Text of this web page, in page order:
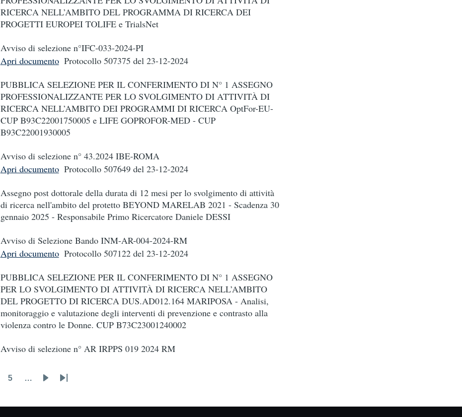
RICERCA NELL’AMBITO DEL PROGRAMMA DI RICERCA DEI
PROGETTI EUROPEI TOLIFE e TrialsNet
Avviso di selezione n°IFC-033-2024-PI
Apri documento Protocollo 507375 del 23-12-2024
PUBBLICA SELEZIONE PER IL CONFERIMENTO DI N° 1 ASSEGNO
PROFESSIONALIZZANTE PER LO SVOLGIMENTO DI ATTIVITÀ DI
RICERCA NELL’AMBITO DEI PROGRAMMI DI RICERCA OptFor-EU-
CUP B93C22001750005 e LIFE GOPROFOR-MED - CUP
B93C22001930005
Avviso di selezione n° 43.2024 IBE-ROMA
Apri documento Protocollo 507649 del 23-12-2024
Assegno post dottorale della durata di 12 mesi per lo svolgimento di attività
di ricerca nell'ambito del protetto BEYOND MARELAB 2021 - Scadenza 30
gennaio 2025 - Responsabile Primo Ricercatore Daniele DESSI
Avviso di Selezione Bando INM-AR-004-2024-RM
Apri documento Protocollo 507122 del 23-12-2024
PUBBLICA SELEZIONE PER IL CONFERIMENTO DI N° 1 ASSEGNO
PER LO SVOLGIMENTO DI ATTIVITÀ DI RICERCA NELL’AMBITO
DEL PROGETTO DI RICERCA DUS.AD012.164 MARIPOSA - Analisi,
monitoraggio e valutazione degli interventi di prevenzione e contrasto alla
violenza contro le Donne. CUP B73C23001240002
Avviso di selezione n° AR IRPPS 019 2024 RM
5 …
Last